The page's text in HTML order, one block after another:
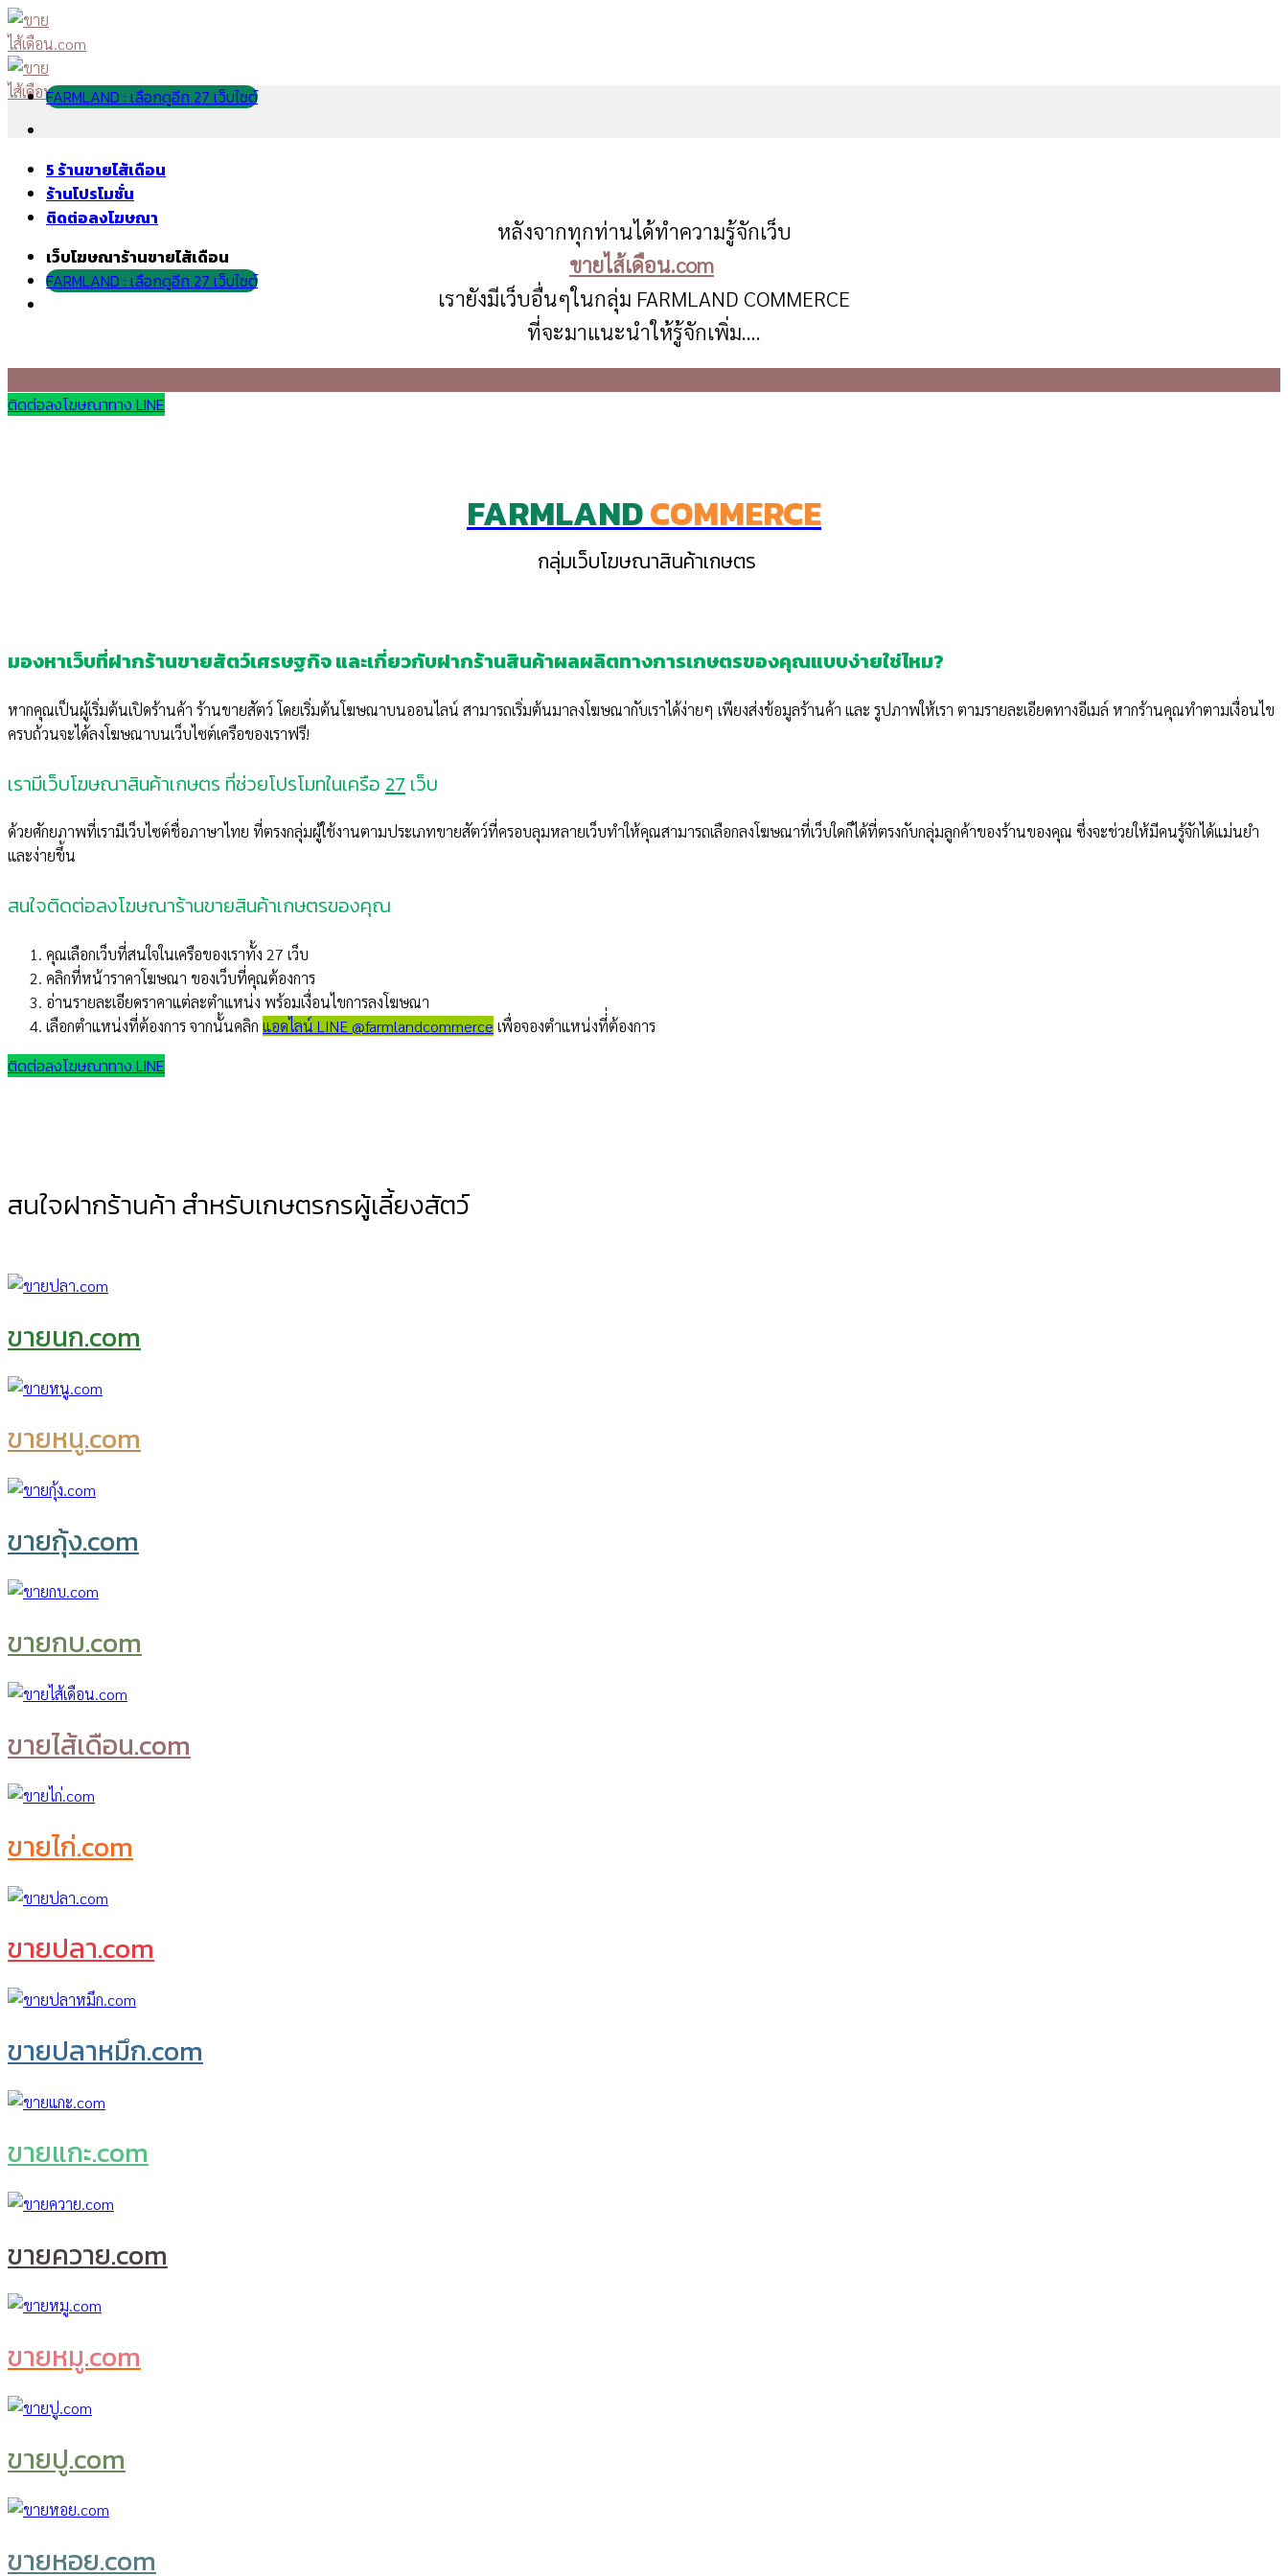
Skip
to
content
5 ร้านขายไส้เดือน
ร้านโปรโมชั่น
ติดต่อลงโฆษณา
เว็บโฆษณาร้านขายไส้เดือน
FARMLAND : เลือกดูอีก 27 เว็บไซต์
FARMLAND : เลือกดูอีก 27 เว็บไซต์
หลังจากทุกท่านได้ทำความรู้จักเว็บ
ขายไส้เดือน.com
เรายังมีเว็บอื่นๆในกลุ่ม FARMLAND COMMERCE
ที่จะมาแนะนำให้รู้จักเพิ่ม….
ติดต่อลงโฆษณาทาง LINE
FARMLANDCOMMERCE
กลุ่มเว็บโฆษณาสินค้าเกษตร
มองหาเว็บที่ฝากร้านขายสัตว์เศรษฐกิจ และเกี่ยวกับฝากร้านสินค้าผลผลิตทางการเกษตรของคุณแบบง่ายใช่ไหม?
หากคุณเป็นผู้เริ่มต้นเปิดร้านค้า ร้านขายสัตว์ โดยเริ่มต้นโฆษณาบนออนไลน์ สามารถเริ่มต้นมาลงโฆษณากับเราได้ง่ายๆ เพียงส่งข้อมูลร้านค้า และ รูปภาพให้เรา ตามรายละเอียดทางอีเมล์ หากร้านคุณทำตามเงื่อนไข
ครบถ้วนจะได้ลงโฆษณาบนเว็บไซต์เครือของเราฟรี!
เรามีเว็บโฆษณาสินค้าเกษตร ที่ช่วยโปรโมทในเครือ 27 เว็บ
ด้วยศักยภาพที่เรามีเว็บไซต์ชื่อภาษาไทย ที่ตรงกลุ่มผู้ใช้งานตามประเภทขายสัตว์ที่ครอบลุมหลายเว็บทำให้คุณสามารถเลือกลงโฆษณาที่เว็บใดก็ได้ที่ตรงกับกลุ่มลูกค้าของร้านของคุณ ซึ่งจะช่วยให้มีคนรู้จักได้แม่นยำ
และง่ายขึ้น
สนใจติดต่อลงโฆษณาร้านขายสินค้าเกษตรของคุณ
คุณเลือกเว็บที่สนใจในเครือของเราทั้ง 27 เว็บ
คลิกที่หน้าราคาโฆษณา ของเว็บที่คุณต้องการ
อ่านรายละเอียดราคาแต่ละตำแหน่ง พร้อมเงื่อนไขการลงโฆษณา
เลือกตำแหน่งที่ต้องการ จากนั้นคลิก แอดไลน์ LINE @farmlandcommerce เพื่อจองตำแหน่งที่่ต้องการ
ติดต่อลงโฆษณาทาง LINE
สนใจฝากร้านค้า สำหรับเกษตรกรผู้เลี้ยงสัตว์
ขายนก.com
ขายหนู.com
ขายกุ้ง.com
ขายกบ.com
ขายไส้เดือน.com
ขายไก่.com
ขายปลา.com
ขายปลาหมึก.com
ขายแกะ.com
ขายควาย.com
ขายหมู.com
ขายปู.com
ขายหอย.com